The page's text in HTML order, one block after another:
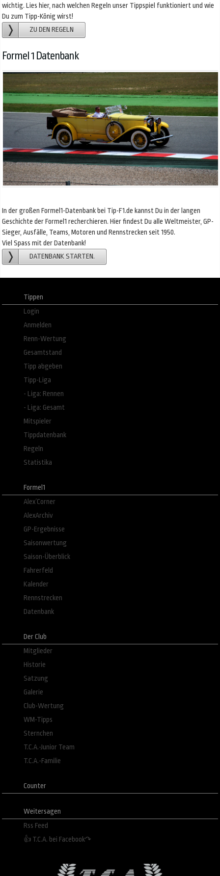
wichtig. Lies hier, nach welchen Regeln unser Tippspiel funktioniert und wie
Du zum Tipp-König wirst!
ZU DEN REGELN
Formel 1 Datenbank
In der großen Formel1-Datenbank bei Tip-F1.de kannst Du in der langen
Geschichte der Formel1 recherchieren. Hier findest Du alle Weltmeister, GP-
Sieger, Ausfälle, Teams, Motoren und Rennstrecken seit 1950.
Viel Spass mit der Datenbank!
DATENBANK STARTEN.
Tippen
Login
Anmelden
Renn-Wertung
Gesamtstand
Tipp abgeben
Tipp-Liga
- Liga: Rennen
- Liga: Gesamt
Mitspieler
Tippdatenbank
Regeln
Statistika
Formel1
Alex´Corner
AlexArchiv
GP-Ergebnisse
Saisonwertung
Saison-Überblick
Fahrerfeld
Kalender
Rennstrecken
Datenbank
Der Club
Mitglieder
Historie
Satzung
Galerie
Club-Wertung
WM-Tipps
Sternchen
T.C.A.-Junior Team
T.C.A.-Familie
Counter
Weitersagen
Rss Feed
👍 T.C.A. bei Facebook↷